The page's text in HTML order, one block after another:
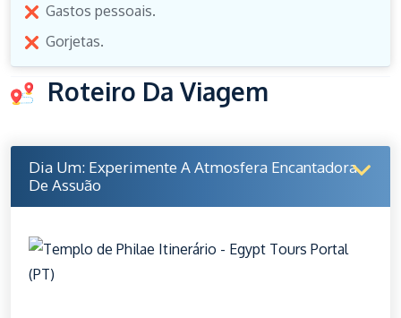
Gastos pessoais.
Gorjetas.
Roteiro Da Viagem
Dia Um: Experimente A Atmosfera Encantadora
De Assuão